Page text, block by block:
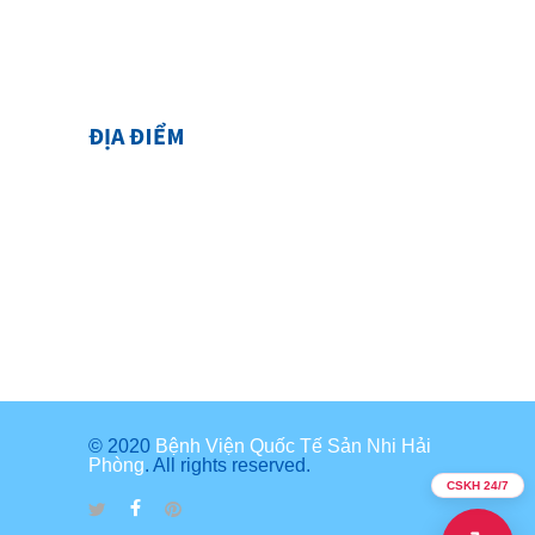
ĐỊA ĐIỂM
© 2020 Bệnh Viện Quốc Tế Sản Nhi Hải
Phòng. All rights reserved.
CSKH 24/7